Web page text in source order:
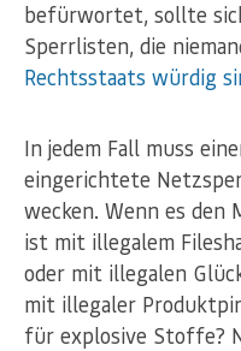
befürwortet, sollte
Sperrlisten, die
Rechtsstaats würdig
In jedem Fall muss
eingerichtete
wecken. Wenn es den
ist mit illegalem
oder mit illegalen
mit illegaler
für explosive Stoffe?